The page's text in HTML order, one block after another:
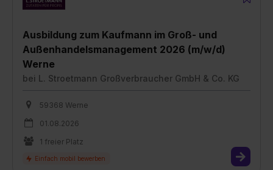
Ausbildung zum Kaufmann im Groß- und
Außenhandelsmanagement 2026 (m/w/d)
Werne
bei L. Stroetmann Großverbraucher GmbH & Co. KG
59368 Werne
01.08.2026
1 freier Platz